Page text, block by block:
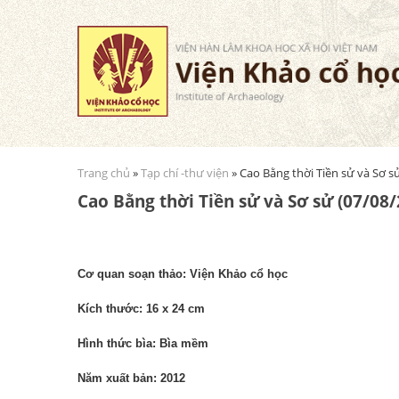
Bạn đang ở đây
Trang chủ »Tạp chí -thư viện » Cao Bằng thời Tiền sử và Sơ
Cao Bằng thời Tiền sử và Sơ sử (07/
Cơ quan soạn thảo: Viện Khảo cổ học
Kích thước: 16 x 24 cm
Hình thức bìa: Bìa mềm
Năm xuất bản: 2012